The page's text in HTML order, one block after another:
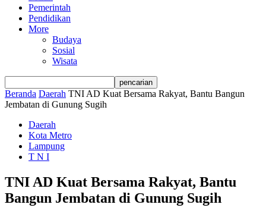
Pemerintah
Pendidikan
More
Budaya
Sosial
Wisata
Beranda Daerah TNI AD Kuat Bersama Rakyat, Bantu Bangun
Jembatan di Gunung Sugih
Daerah
Kota Metro
Lampung
T N I
TNI AD Kuat Bersama Rakyat, Bantu
Bangun Jembatan di Gunung Sugih